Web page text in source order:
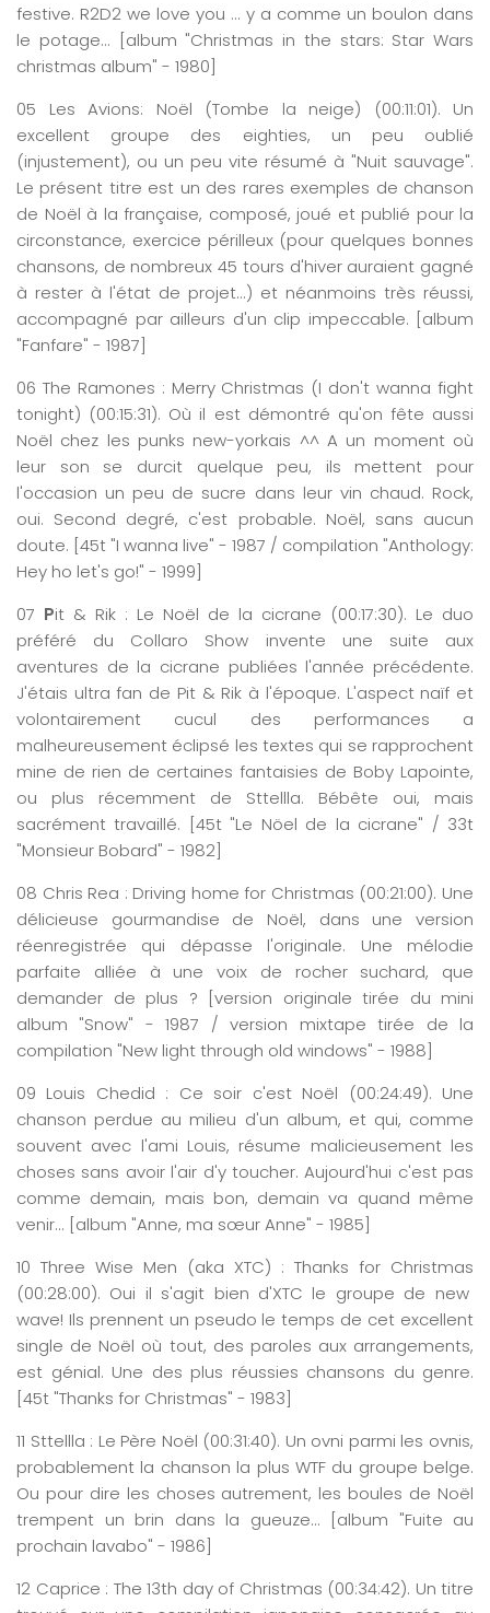
festive. R2D2 we love you … y a comme un boulon dans
le potage... [album "Christmas in the stars: Star Wars
christmas album" - 1980]
05 Les Avions: Noël (Tombe la neige) (00:11:01). Un
excellent groupe des eighties, un peu oublié
(injustement), ou un peu vite résumé à "Nuit sauvage".
Le présent titre est un des rares exemples de chanson
de Noël à la française, composé, joué et publié pour la
circonstance, exercice périlleux (pour quelques bonnes
chansons, de nombreux 45 tours d'hiver auraient gagné
à rester à l'état de projet...) et néanmoins très réussi,
accompagné par ailleurs d'un clip impeccable. [album
"Fanfare" - 1987]
06 The Ramones : Merry Christmas (I don't wanna fight
tonight) (00:15:31). Où il est démontré qu'on fête aussi
Noël chez les punks new-yorkais ^^ A un moment où
leur son se durcit quelque peu, ils mettent pour
l'occasion un peu de sucre dans leur vin chaud. Rock,
oui. Second degré, c'est probable. Noël, sans aucun
doute. [45t "I wanna live" - 1987 / compilation "Anthology:
Hey ho let's go!" - 1999]
07 Pit & Rik : Le Noël de la cicrane (00:17:30). Le duo
préféré du Collaro Show invente une suite aux
aventures de la cicrane publiées l'année précédente.
J'étais ultra fan de Pit & Rik à l'époque. L'aspect naïf et
volontairement cucul des performances a
malheureusement éclipsé les textes qui se rapprochent
mine de rien de certaines fantaisies de Boby Lapointe,
ou plus récemment de Sttellla. Bébête oui, mais
sacrément travaillé. [45t "Le Nöel de la cicrane" / 33t
"Monsieur Bobard" - 1982]
08 Chris Rea : Driving home for Christmas (00:21:00). Une
délicieuse gourmandise de Noël, dans une version
réenregistrée qui dépasse l'originale. Une mélodie
parfaite alliée à une voix de rocher suchard, que
demander de plus ? [version originale tirée du mini
album "Snow" - 1987 / version mixtape tirée de la
compilation "New light through old windows" - 1988]
09 Louis Chedid : Ce soir c'est Noël (00:24:49). Une
chanson perdue au milieu d'un album, et qui, comme
souvent avec l'ami Louis, résume malicieusement les
choses sans avoir l'air d'y toucher. Aujourd'hui c'est pas
comme demain, mais bon, demain va quand même
venir... [album "Anne, ma sœur Anne" - 1985]
10 Three Wise Men (aka XTC) : Thanks for Christmas
(00:28:00). Oui il s'agit bien d'XTC le groupe de new
wave! Ils prennent un pseudo le temps de cet excellent
single de Noël où tout, des paroles aux arrangements,
est génial. Une des plus réussies chansons du genre.
[45t "Thanks for Christmas" - 1983]
11 Sttellla : Le Père Noël (00:31:40). Un ovni parmi les ovnis,
probablement la chanson la plus WTF du groupe belge.
Ou pour dire les choses autrement, les boules de Noël
trempent un brin dans la gueuze... [album "Fuite au
prochain lavabo" - 1986]
12 Caprice : The 13th dayof Christmas (00:34:42). Un titre